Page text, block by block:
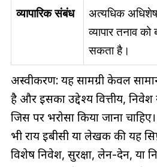
व्यापारिक संबंध
अत्यधिक अधिशेष
व्यापार तनाव को
सकता है।
अस्वीकरण: यह सामग्री केवल
है और इसका उद्देश्य वित्तीय,
जिस पर भरोसा किया जाना
भी राय ईबीसी या लेखक की यह
विशेष निवेश, सुरक्षा, लेन-देन, या